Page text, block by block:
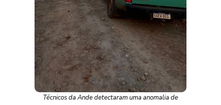
Técnicos da Ande detectaram uma anomalia de